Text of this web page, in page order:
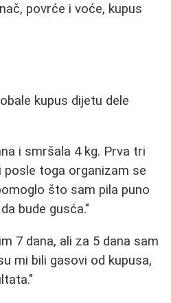
povrće i voće, kupus
kupus dijetu dele
i smršala 4 kg. Prva tri
posle toga organizam se
što sam pila puno
bude gusća."
7 dana, ali za 5 dana sam
mi bili gasovi od kupusa,